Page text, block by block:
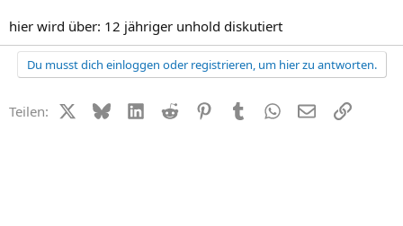
hier wird über: 12 jähriger unhold diskutiert
Du musst dich einloggen oder registrieren, um hier zu antworten.
Teilen: X (Twitter)
BlueskyLinkedIn
Reddit PinterestTumblr WhatsApp
E-MailLink